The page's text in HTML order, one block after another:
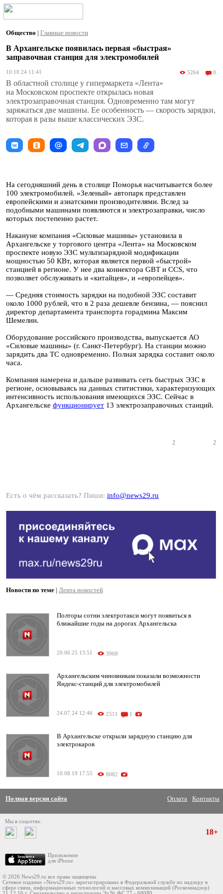
Общество | Главные новости
В Архангельске появилась первая «быстрая»
заправочная станция для электромобилей
10.10.24 11:41 5264 0
В областной столице у гипермаркета «Лента»
на Московском проспекте открылась новая
электрозаправочная станция. Одновременно там могут
заряжаться две машины. Ее особенность — скорость зарядки,
которая в разы выше классических ЭЗС.
На сегодняшний день в столице Поморья насчитывается более
100 электромобилей. «Зеленый» автопарк представлен
европейскими и азиатскими производителями. Вслед за
подобными машинами появляются и электрозаправки, число
которых постепенно растет.
Накануне компания «Силовые машины» установила в
Архангельске у торгового центра «Лента» на Московском
проспекте новую ЭЗС мультизарядной модификации
мощностью 50 КВт, которая является первой «быстрой»
станцией в регионе. У нее два коннектора GBT и CCS, что
позволяет обслуживать и «китайцев», и «европейцев».
— Средняя стоимость зарядки на подобной ЭЗС составит
около 1000 рублей, что в 2 раза дешевле бензина, — пояснил
директор департамента транспорта горадмина Максим
Шемелин.
Оборудование российского производства, выпускается АО
«Силовые машины» (г. Санкт-Петербург). На станции можно
зарядить два ТС одновременно. Полная зарядка составит около
часа.
Компания намерена и дальше развивать сеть быстрых ЭЗС в
регионе, основываясь на данных ститистики, характеризующих
интенсивность использования имеющихся ЭЗС. Сейчас в
Архангельске функционирует 13 электрозаправочных станций.
2 2
Есть о чём рассказать? Пиши: info@news29.ru
Новости по теме | Лента новостей
Полторы сотни электротакси могут появиться в
ближайшие годы на дорогах Архангельска
20.06.25 13:51 3968
Архангельским чиновникам показали возможности
Яндекс-станций для электромобилей
24.07.24 12:46 2511 1
В Архангельске открыли зарядную станцию для
электрокаров
10.08.19 17:55 8082
Полная версия сайта Оплата Контакты
Мы в соцсетях:
Приложение
для iPhone
18+
© 2026 News29.ru все права защищены
Сетевое издание «News29.ru» зарегистрировано в Федеральной службе по надзору в
сфере связи, информационных технологий и массовых коммуникаций (Роскомнадзор)